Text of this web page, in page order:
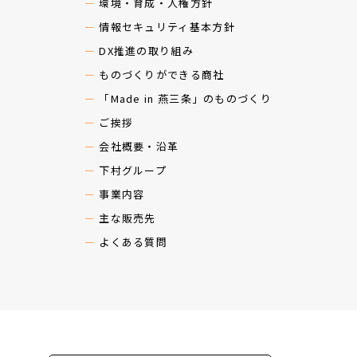
情報セキュリティ基本方針
DX推進の取り組み
ものづくりができる商社
「Made in 燕三条」のものづくり
ご挨拶
会社概要・沿革
下村グループ
事業内容
主な販売先
よくある質問